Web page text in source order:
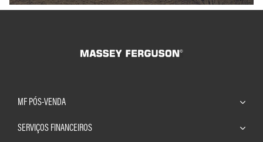
MF PÓS-VENDA
SERVIÇOS FINANCEIROS